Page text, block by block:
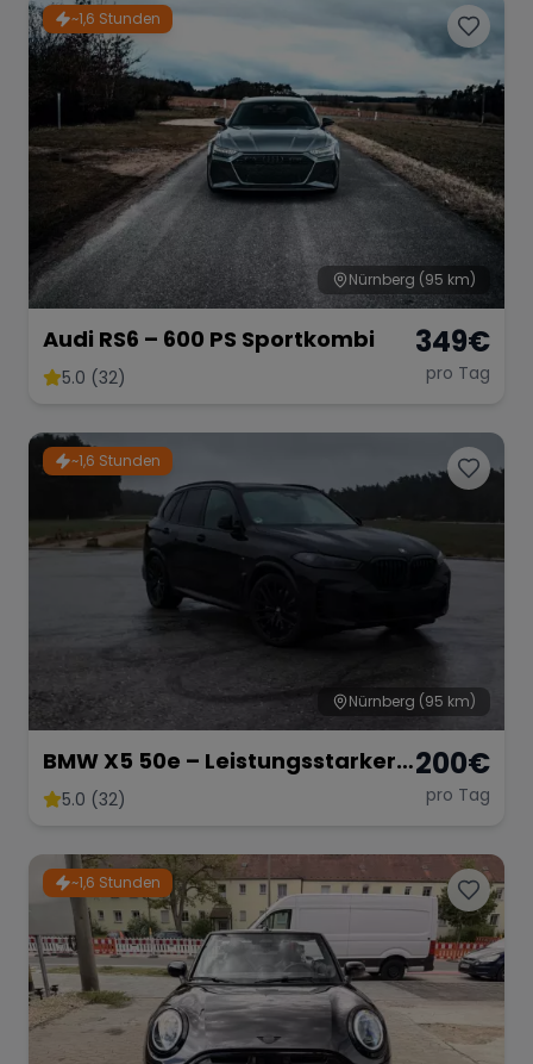
~1,6 Stunden
Nürnberg (95 km)
Audi RS6 – 600 PS Sportkombi
5.0 (32)
349€
pro Tag
~1,6 Stunden
Nürnberg (95 km)
BMW X5 50e – Leistungsstarker
Hybrid-SUV mit 489 PS
5.0 (32)
200€
pro Tag
~1,6 Stunden